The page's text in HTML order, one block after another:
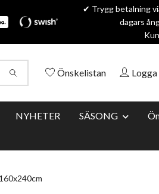
✔ Trygg betalning
dagars
Önskelistan Logga
NYHETER SÄSONG